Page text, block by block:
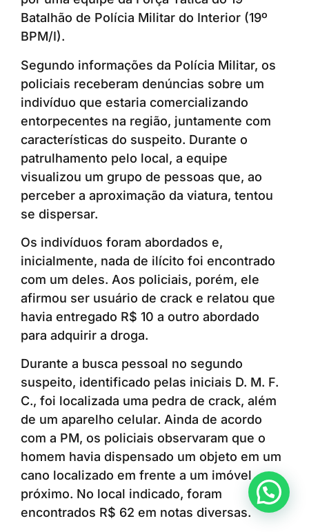
Batalhão de Polícia Militar do Interior (19º
BPM/I).
Segundo informações da Polícia Militar, os
policiais receberam denúncias sobre um
indivíduo que estaria comercializando
entorpecentes na região, juntamente com
características do suspeito. Durante o
patrulhamento pelo local, a equipe
visualizou um grupo de pessoas que, ao
perceber a aproximação da viatura, tentou
se dispersar.
Os indivíduos foram abordados e,
inicialmente, nada de ilícito foi encontrado
com um deles. Aos policiais, porém, ele
afirmou ser usuário de crack e relatou que
havia entregado R$ 10 a outro abordado
para adquirir a droga.
Durante a busca pessoal no segundo
suspeito, identificado pelas iniciais D. M. F.
C., foi localizada uma pedra de crack, além
de um aparelho celular. Ainda de acordo
com a PM, os policiais observaram que o
homem havia dispensado um objeto em um
cano localizado em frente a um imóvel
próximo. No local indicado, foram
encontrados R$ 62 em notas diversas.
Anunciar ou recomendar matéria